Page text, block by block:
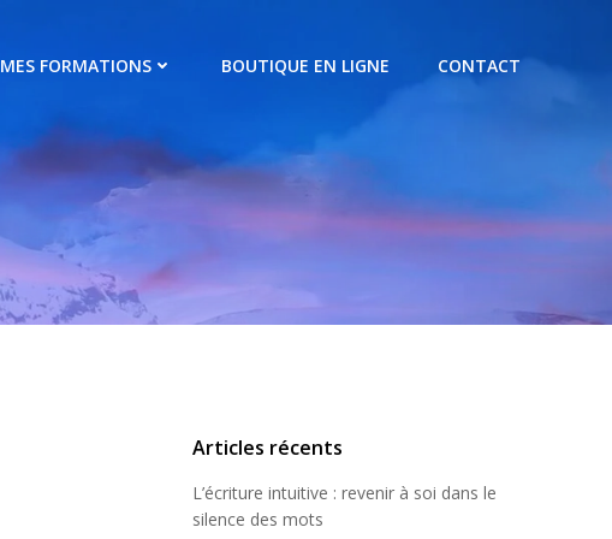
MES FORMATIONS BOUTIQUE EN LIGNE CONTACT
Articles récents
L’écriture intuitive : revenir à soi dans le
silence des mots